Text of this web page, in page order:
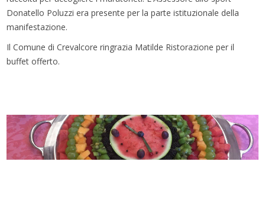
Donatello Poluzzi era presente per la parte istituzionale della
manifestazione.
Il Comune di Crevalcore ringrazia Matilde Ristorazione per il
buffet offerto.